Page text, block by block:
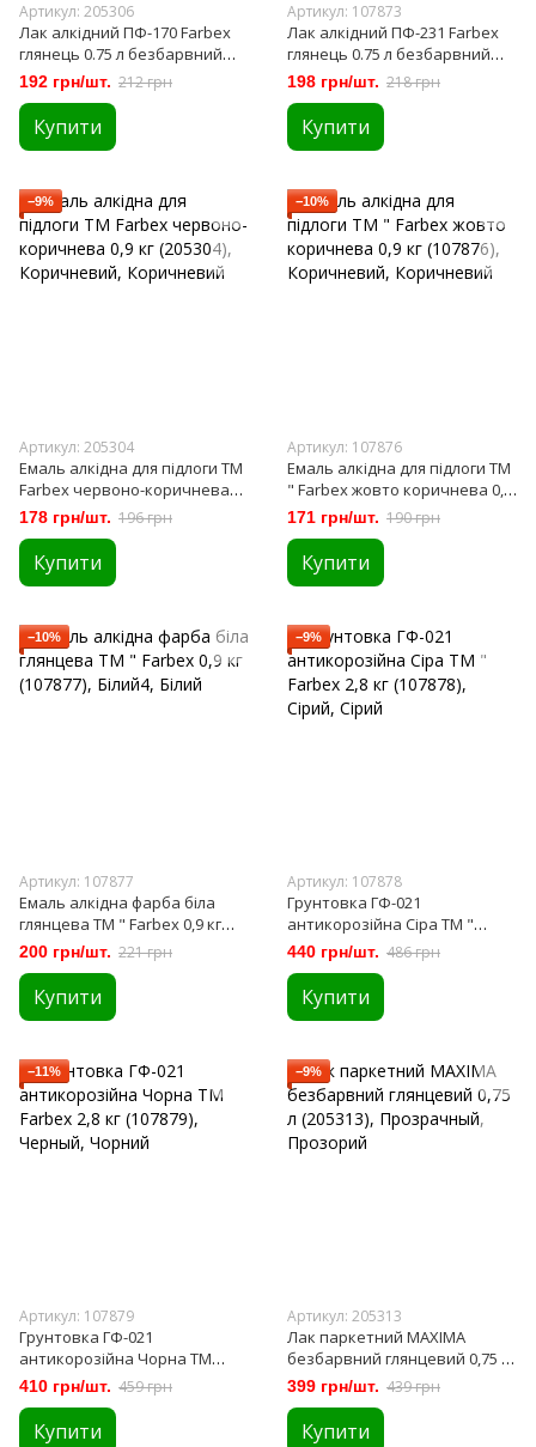
Артикул: 205306
Лак алкідний ПФ-170 Farbex
глянець 0.75 л безбарвний
(205306)
192 грн/шт. 212 грн
Купити
Артикул: 107873
Лак алкідний ПФ-231 Farbex
глянець 0.75 л безбарвний
(107873)
198 грн/шт. 218 грн
Купити
−9%
Артикул: 205304
Емаль алкідна для підлоги ТМ
Farbex червоно-коричнева
0,9 кг (205304)
178 грн/шт. 196 грн
Купити
−10%
Артикул: 107876
Емаль алкідна для підлоги ТМ
" Farbex жовто коричнева 0,9
кг (107876)
171 грн/шт. 190 грн
Купити
−10%
Артикул: 107877
Емаль алкідна фарба біла
глянцева ТМ " Farbex 0,9 кг
(107877)
200 грн/шт. 221 грн
Купити
−9%
Артикул: 107878
Грунтовка ГФ-021
антикорозійна Сіра ТМ "
Farbex 2,8 кг (107878)
440 грн/шт. 486 грн
Купити
−11%
Артикул: 107879
Грунтовка ГФ-021
антикорозійна Чорна ТМ
Farbex 2,8 кг (107879)
410 грн/шт. 459 грн
Купити
−9%
Артикул: 205313
Лак паркетний MAXIMA
безбарвний глянцевий 0,75 л
(205313)
399 грн/шт. 439 грн
Купити